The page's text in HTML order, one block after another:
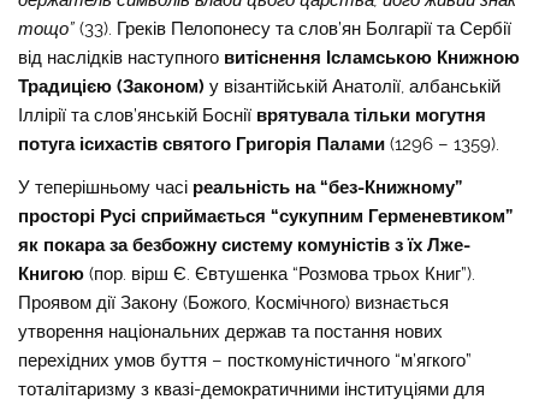
тощо”(33). Греків Пелопонесу та слов’ян Болгарії та Сербії
від наслідків наступного витіснення Ісламською Книжною
Традицією (Законом) у візантійській Анатолії, албанській
Іллірії та слов’янській Боснії врятувала тільки могутня
потуга ісихастів святого Григорія Палами (1296 – 1359).
У теперішньому часі реальність на “без-Книжному”
просторі Русі сприймається “сукупним Герменевтиком”
як покара за безбожну систему комуністів з їх Лже-
Книгою (пор. вірш Є. Євтушенка “Розмова трьох Книг”).
Проявом дії Закону (Божого, Космічного) визнається
утворення національних держав та постання нових
перехідних умов буття – посткомуністичного “м’ягкого”
тоталітаризму з квазі-демократичними інституціями для